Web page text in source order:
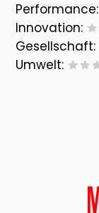
Performance:
Innovation:
Gesellschaft:
Umwelt: